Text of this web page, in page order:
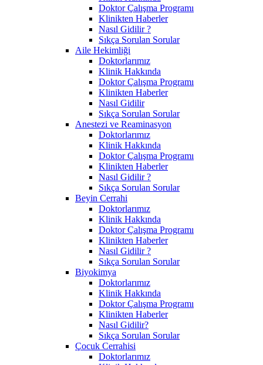
Doktor Çalışma Programı
Klinikten Haberler
Nasıl Gidilir ?
Sıkça Sorulan Sorular
Aile Hekimliği
Doktorlarımız
Klinik Hakkında
Doktor Çalışma Programı
Klinikten Haberler
Nasıl Gidilir
Sıkça Sorulan Sorular
Anestezi ve Reaminasyon
Doktorlarımız
Klinik Hakkında
Doktor Çalışma Programı
Klinikten Haberler
Nasıl Gidilir ?
Sıkça Sorulan Sorular
Beyin Cerrahi
Doktorlarımız
Klinik Hakkında
Doktor Çalışma Programı
Klinikten Haberler
Nasıl Gidilir ?
Sıkça Sorulan Sorular
Biyokimya
Doktorlarımız
Klinik Hakkında
Doktor Çalışma Programı
Klinikten Haberler
Nasıl Gidilir?
Sıkça Sorulan Sorular
Çocuk Cerrahisi
Doktorlarımız